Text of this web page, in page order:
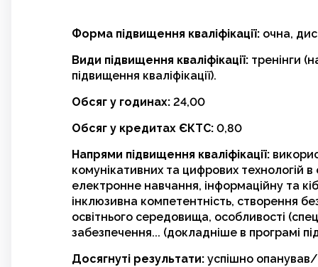
Форма підвищення кваліфікації: очна,
Види підвищення кваліфікації: тренінги
підвищення кваліфікації).
Обсяг у годинах: 24,00
Обсяг у кредитах ЄКТС: 0,80
Напрями підвищення кваліфікації:
комунікативних та цифрових технологій
електронне навчання, інформаційну та
інклюзивна компетентність, створення
освітнього середовища, особливості
забезпечення... (докладніше в програмі
Досягнуті результати: успішно